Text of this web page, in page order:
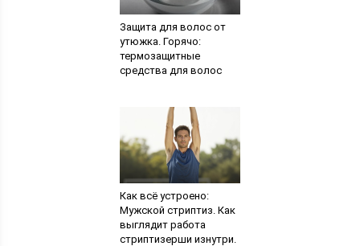
Защита для волос от
утюжка. Горячо:
термозащитные
средства для волос
Как всё устроено:
Мужской стриптиз. Как
выглядит работа
стриптизерши изнутри.